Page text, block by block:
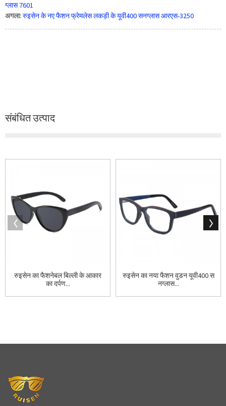
ग्लास 7601
अगला:रुइसेन के नए फैशन फ्रेमलेस लकड़ी के यूवी400 सनग्लास आरएस-3250
संबंधित उत्पाद
रुइसेन का फैशनेबल बिल्ली के आकार
का दर्पण...
रुइसेन का नया फैशन वुडन यूवी400 स
नग्लास...